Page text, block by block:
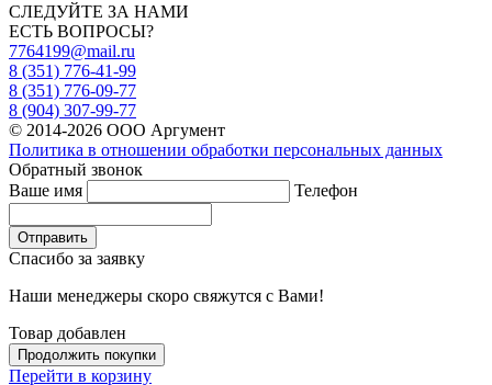
СЛЕДУЙТЕ ЗА НАМИ
ЕСТЬ ВОПРОСЫ?
7764199@mail.ru
8 (351) 776-41-99
8 (351) 776-09-77
8 (904) 307-99-77
© 2014-2026 ООО Аргумент
Политика в отношении обработки персональных данных
Обратный звонок
Ваше имя
Телефон
Отправить
Спасибо за заявку
Наши менеджеры скоро свяжутся с Вами!
Товар добавлен
Продолжить покупки
Перейти в корзину